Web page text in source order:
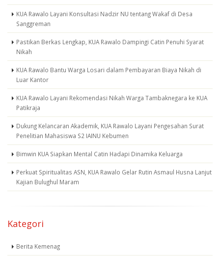
KUA Rawalo Layani Konsultasi Nadzir NU tentang Wakaf di Desa
Sanggreman
Pastikan Berkas Lengkap, KUA Rawalo Dampingi Catin Penuhi Syarat
Nikah
KUA Rawalo Bantu Warga Losari dalam Pembayaran Biaya Nikah di
Luar Kantor
KUA Rawalo Layani Rekomendasi Nikah Warga Tambaknegara ke KUA
Patikraja
Dukung Kelancaran Akademik, KUA Rawalo Layani Pengesahan Surat
Penelitian Mahasiswa S2 IAINU Kebumen
Bimwin KUA Siapkan Mental Catin Hadapi Dinamika Keluarga
Perkuat Spiritualitas ASN, KUA Rawalo Gelar Rutin Asmaul Husna Lanjut
Kajian Bulughul Maram
Kategori
Berita Kemenag